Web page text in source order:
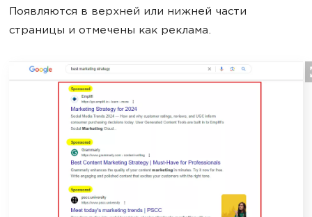
Появляются в верхней или нижней части
страницы и отмечены как реклама.